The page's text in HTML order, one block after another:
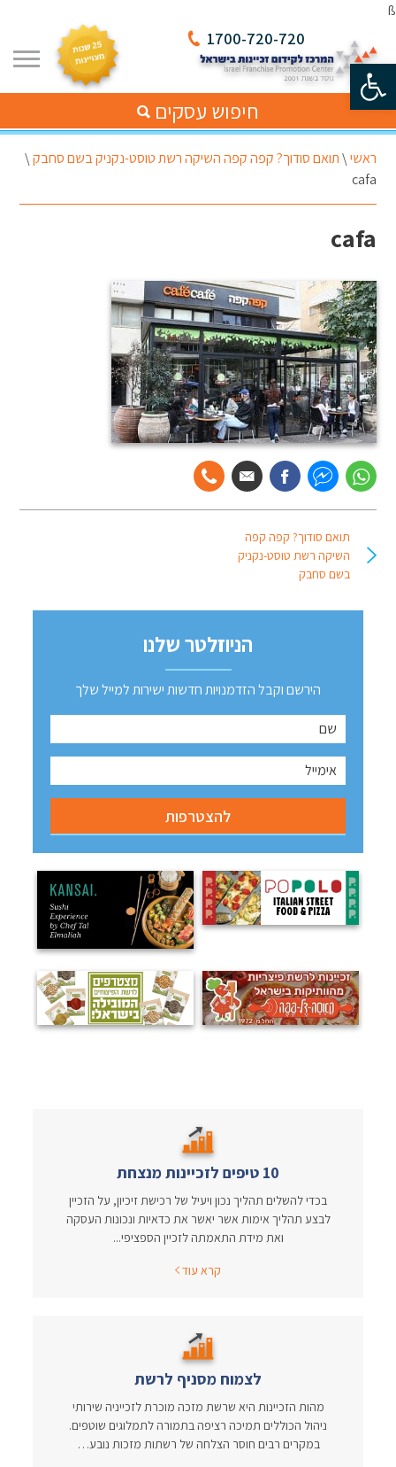
פתח סרגל נגישות
ß
1700-720-720
חיפוש עסקים
ראשי\תואם סודוך? קפה קפה השיקה רשת טוסט-נקניק בשם סחבק\
cafa
cafa
תואם סודוך? קפה קפה
השיקה רשת טוסט-נקניק
בשם סחבק
הניוזלטר שלנו
הירשם וקבל הזדמנויות חדשות ישירות למייל שלך
10 טיפים לזכיינות מנצחת
בכדי להשלים תהליך נכון ויעיל של רכישת זיכיון, על הזכיין
לבצע תהליך אימות אשר יאשר את כדאיות ונכונות העסקה
ואת מידת התאמתה לזכיין הספציפי...
קרא עוד
לצמוח מסניף לרשת
מהות הזכיינות היא שרשת מזכה מוכרת לזכייניה שירותי
ניהול הכוללים תמיכה רציפה בתמורה לתמלוגים שוטפים.
במקרים רבים חוסר הצלחה של רשתות מזכות נובע…